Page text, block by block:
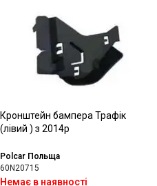
Кронштейн бампера Трафік
(лівий ) з 2014р
Polcar Польща
60N20715
Немає в наявності